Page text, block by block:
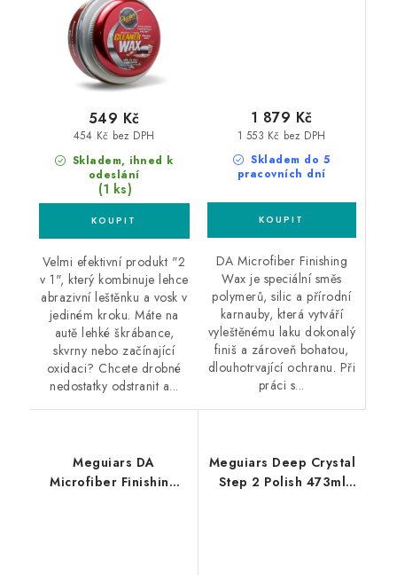
Skladem, ihned k
odeslání
(1 ks)
454 Kč bez DPH
549 Kč
Velmi efektivní produkt "2
v 1", který kombinuje lehce
abrazivní leštěnku a vosk v
jediném kroku. Máte na
autě lehké škrábance,
skvrny nebo začínající
oxidaci? Chcete drobné
nedostatky odstranit a...
Skladem do 5
pracovních dní
1 553 Kč bez DPH
1 879 Kč
DA Microfiber Finishing
Wax je speciální směs
polymerů, silic a přírodní
karnauby, která vytváří
vyleštěnému laku dokonalý
finiš a zároveň bohatou,
dlouhotrvající ochranu. Při
práci s...
Meguiars DA
Microfiber Finishing
Meguiars Deep Crystal
Step 2 Polish 473ml